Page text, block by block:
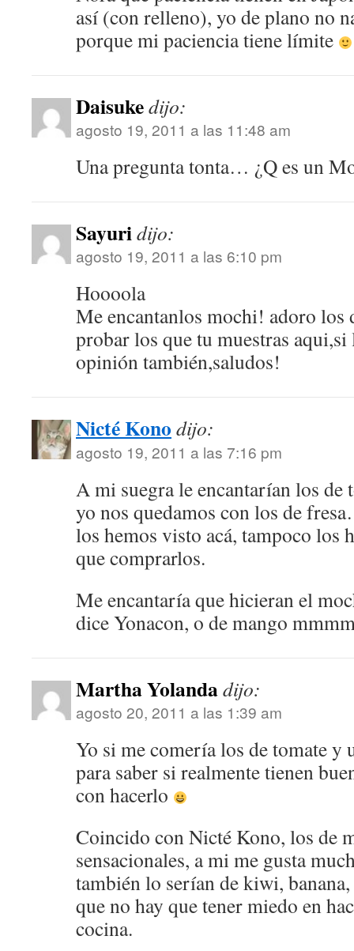
así (con relleno), yo de plano no
porque mi paciencia tiene límite
Daisukedijo:
agosto 19, 2011 a las 11:48 am
Una pregunta tonta… ¿Q es un
Sayuridijo:
agosto 19, 2011 a las 6:10 pm
Hoooola
Me encantanlos mochi! adoro los
probar los que tu muestras
opinión también,saludos!
Nicté Kono dijo:
agosto 19, 2011 a las 7:16 pm
A mi suegra le encantarían los
yo nos quedamos con los de
los hemos visto acá, tampoco los
que comprarlos.
Me encantaría que hicieran el
dice Yonacon, o de mango
Martha Yolandadijo:
agosto 20, 2011 a las 1:39 am
Yo si me comería los de tomate y
para saber si realmente tienen
con hacerlo
Coincido con Nicté Kono, los de
sensacionales, a mi me gusta
también lo serían de kiwi,
que no hay que tener miedo en
cocina.